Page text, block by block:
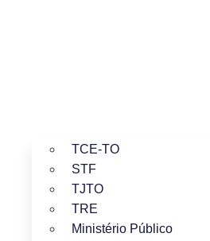
TCE-TO
STF
TJTO
TRE
Ministério Público